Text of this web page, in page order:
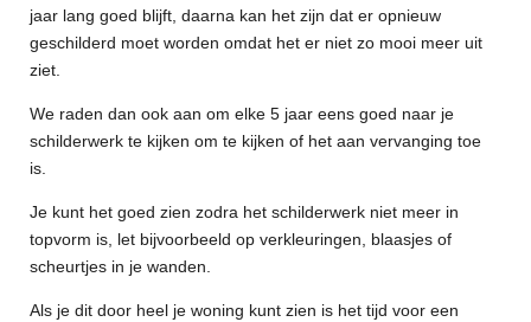
jaar lang goed blijft, daarna kan het zijn dat er opnieuw
geschilderd moet worden omdat het er niet zo mooi meer uit
ziet.
We raden dan ook aan om elke 5 jaar eens goed naar je
schilderwerk te kijken om te kijken of het aan vervanging toe
is.
Je kunt het goed zien zodra het schilderwerk niet meer in
topvorm is, let bijvoorbeeld op verkleuringen, blaasjes of
scheurtjes in je wanden.
Als je dit door heel je woning kunt zien is het tijd voor een